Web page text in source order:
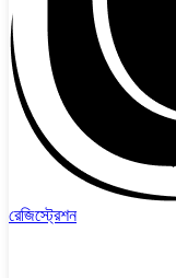
রেজিস্ট্রেশন